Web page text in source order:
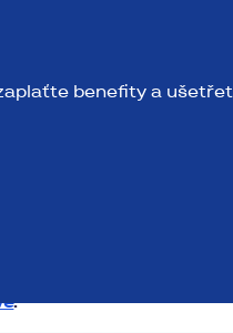
benefity a
vším všudy! Máme pro
.